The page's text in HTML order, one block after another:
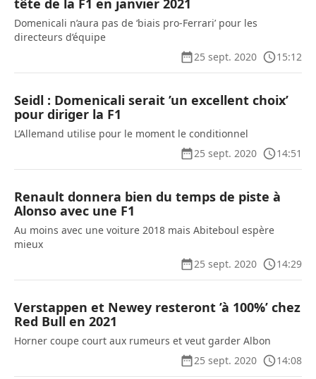
tête de la F1 en janvier 2021
Domenicali n’aura pas de ‘biais pro-Ferrari’ pour les
directeurs d’équipe
25 sept. 2020
15:12
Seidl : Domenicali serait ’un excellent choix’
pour diriger la F1
L’Allemand utilise pour le moment le conditionnel
25 sept. 2020
14:51
Renault donnera bien du temps de piste à
Alonso avec une F1
Au moins avec une voiture 2018 mais Abiteboul espère
mieux
25 sept. 2020
14:29
Verstappen et Newey resteront ’à 100%’ chez
Red Bull en 2021
Horner coupe court aux rumeurs et veut garder Albon
25 sept. 2020
14:08